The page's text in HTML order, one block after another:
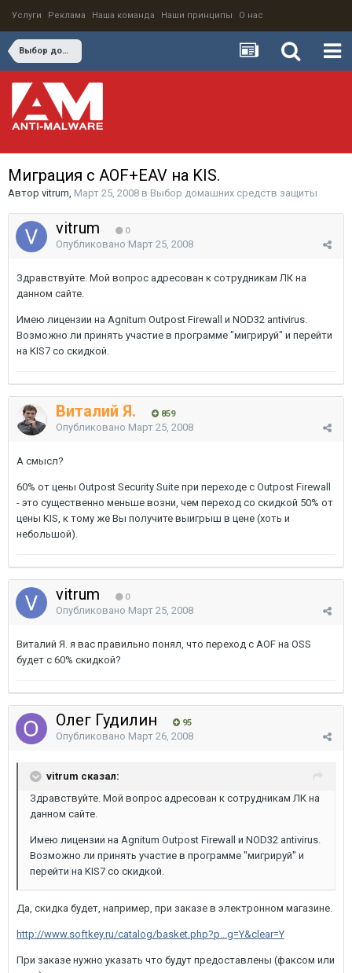
Услуги Реклама Наша команда Наши принципы О нас
Выбор домашних средств защиты
Миграция с AOF+EAV на KIS.
Автор vitrum, Март 25, 2008 в Выбор домашних средств защиты
vitrum 0
Опубликовано Март 25, 2008
Здравствуйте. Мой вопрос адресован к сотрудникам ЛК на
данном сайте.
Имею лицензии на Agnitum Outpost Firewall и NOD32 antivirus.
Возможно ли принять участие в программе "мигрируй" и перейти
на KIS7 со скидкой.
Виталий Я. 859
Опубликовано Март 25, 2008
А смысл?
60% от цены Outpost Security Suite при переходе с Outpost Firewall
- это существенно меньше возни, чем переход со скидкой 50% от
цены KIS, к тому же Вы получите выигрыш в цене (хоть и
небольшой).
vitrum 0
Опубликовано Март 25, 2008
Виталий Я. я вас правильно понял, что переход с AOF на OSS
будет с 60% скидкой?
Олег Гудилин 95
Опубликовано Март 26, 2008
vitrum сказал:
Здравствуйте. Мой вопрос адресован к сотрудникам ЛК на
данном сайте.
Имею лицензии на Agnitum Outpost Firewall и NOD32 antivirus.
Возможно ли принять участие в программе "мигрируй" и
перейти на KIS7 со скидкой.
Да, скидка будет, например, при заказе в электронном магазине.
http://www.softkey.ru/catalog/basket.php?p...g=Y&clear=Y
При заказе нужно указать что будут предоставлены (факсом или